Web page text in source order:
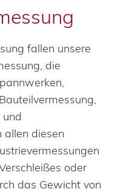
fallen unsere
die
und
allen diesen
oder
das Gewicht von